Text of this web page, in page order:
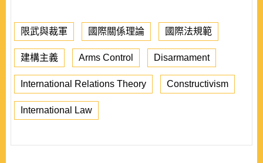
限武與裁軍 國際關係理論 國際法規範
建構主義 Arms Control Disarmament
International Relations Theory Constructivism
International Law